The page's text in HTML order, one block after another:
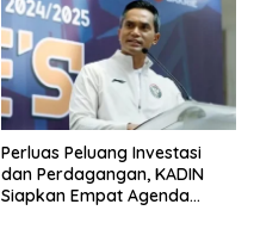
Perluas Peluang Investasi
dan Perdagangan, KADIN
Siapkan Empat Agenda